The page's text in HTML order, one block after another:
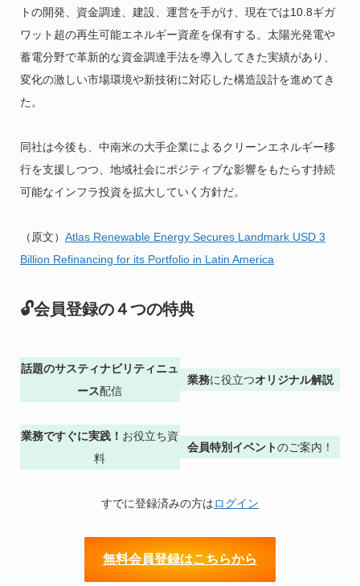
トの開発、資金調達、建設、運営を手がけ、現在では10.8ギガ
ワット超の再生可能エネルギー資産を保有する。太陽光発電や
蓄電分野で革新的な資金調達手法を導入してきた実績があり、
変化の激しい市場環境や新技術に対応した構造設計を進めてき
た。
同社は今後も、中南米の大手企業によるクリーンエネルギー移
行を支援しつつ、地域社会にポジティブな影響をもたらす持続
可能なインフラ投資を拡大していく方針だ。
（原文） Atlas Renewable Energy Secures Landmark USD 3
Billion Refinancing for its Portfolio in Latin America
🔓会員登録の４つの特典
話題のサスティナビリティニュ
ース配信
業務に役立つオリジナル解説
業務ですぐに実践！ お役立ち資
料
会員特別イベントのご案内！
すでに登録済みの方はログイン
無料会員登録はこちらから